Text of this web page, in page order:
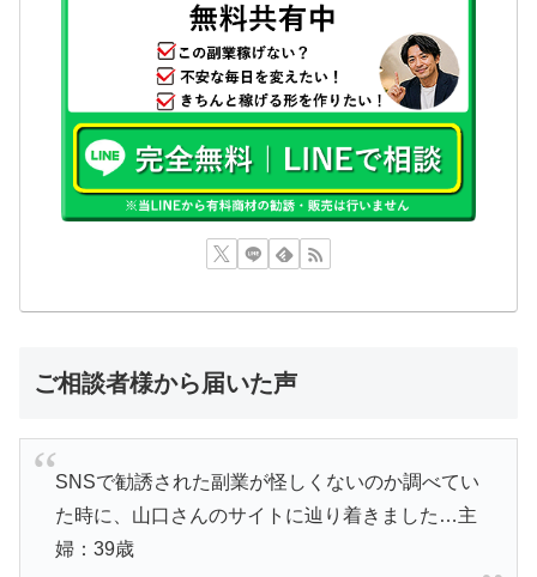
ご相談者様から届いた声
SNSで勧誘された副業が怪しくないのか調べてい
た時に、山口さんのサイトに辿り着きました…主
婦：39歳